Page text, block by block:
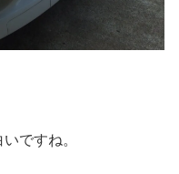
いですね。